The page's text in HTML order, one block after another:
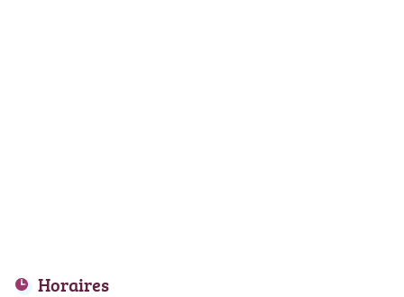
Horaires